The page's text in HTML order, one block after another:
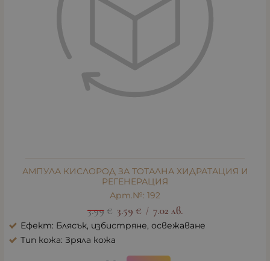
АМПУЛА КИСЛОРОД ЗА ТОТАЛНА ХИДРАТАЦИЯ И
РЕГЕНЕРАЦИЯ
Арт.№: 192
3.99 € 3.59 € / 7.02 лв.
Ефект: Блясък, избистряне, освежаване
Тип кожа: Зряла кожа